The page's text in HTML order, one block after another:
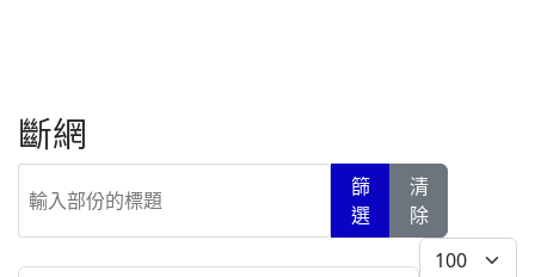
斷網
篩
選
清
除
每頁顯示條數